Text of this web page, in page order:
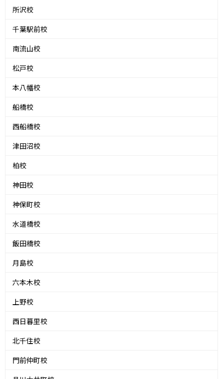
所沢校
千葉駅前校
南流山校
松戸校
本八幡校
船橋校
西船橋校
津田沼校
柏校
神田校
神保町校
水道橋校
飯田橋校
月島校
六本木校
上野校
西日暮里校
北千住校
門前仲町校